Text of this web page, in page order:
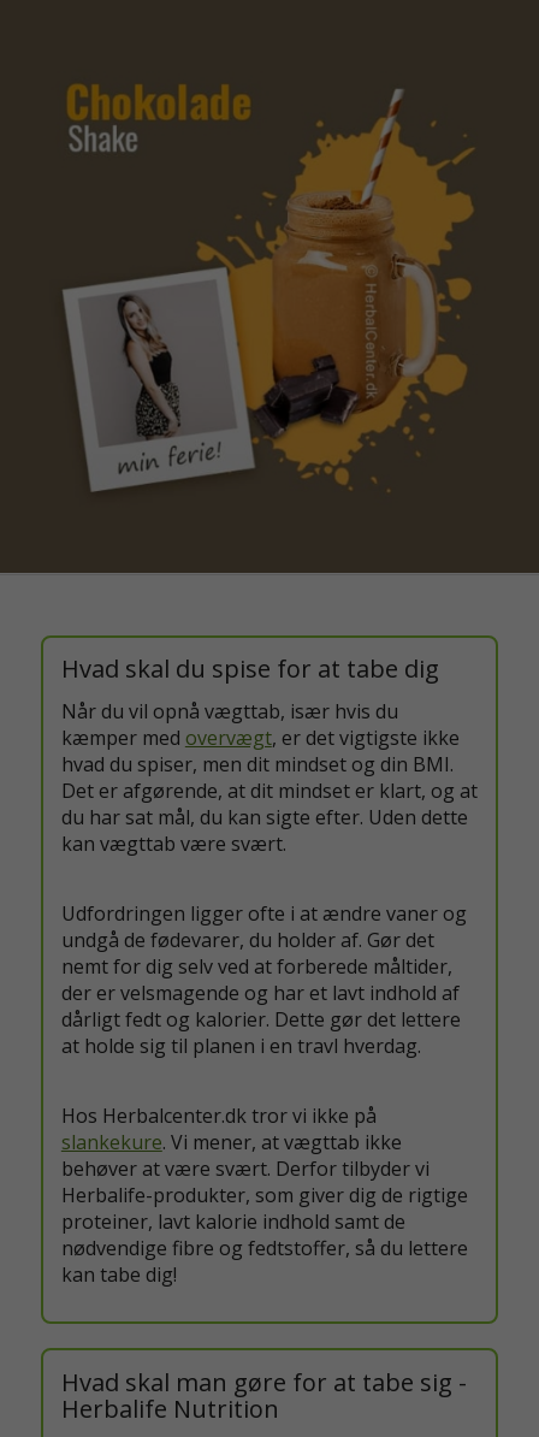
Hvad skal du spise for at tabe dig
Når du vil opnå vægttab, især hvis du
kæmper med overvægt, er det vigtigste ikke
hvad du spiser, men dit mindset og din BMI.
Det er afgørende, at dit mindset er klart, og at
du har sat mål, du kan sigte efter. Uden dette
kan vægttab være svært.
Udfordringen ligger ofte i at ændre vaner og
undgå de fødevarer, du holder af. Gør det
nemt for dig selv ved at forberede måltider,
der er velsmagende og har et lavt indhold af
dårligt fedt og kalorier. Dette gør det lettere
at holde sig til planen i en travl hverdag.
Hos Herbalcenter.dk tror vi ikke på
slankekure. Vi mener, at vægttab ikke
behøver at være svært. Derfor tilbyder vi
Herbalife-produkter, som giver dig de rigtige
proteiner, lavt kalorie indhold samt de
nødvendige fibre og fedtstoffer, så du lettere
kan tabe dig!
Hvad skal man gøre for at tabe sig -
Herbalife Nutrition